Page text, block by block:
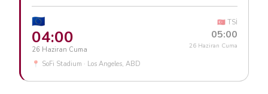
🇪🇺
04:00
26 Haziran Cuma
🇹🇷 TSİ
05:00
26 Haziran Cuma
📍 SoFi Stadium · Los Angeles, ABD